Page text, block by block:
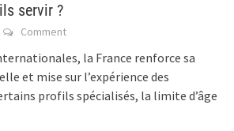
servir ?
Comment
la France renforce sa
et mise sur l’expérience des
profils spécialisés, la limite d’âge